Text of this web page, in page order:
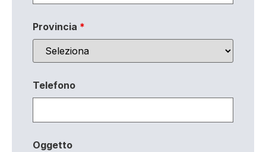
Provincia *
Telefono
Oggetto